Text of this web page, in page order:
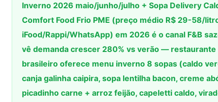
Inverno 2026 maio/junho/julho + Sopa Delivery
Comfort Food Frio PME (preço médio R$ 29-58/
iFood/Rappi/WhatsApp) em 2026 é o canal F&B
vê demanda crescer 280% vs verão —
brasileiro oferece menu inverno 8 sopas (caldo
canja galinha caipira, sopa lentilha bacon, creme
picadinho carne + arroz feijão, capeletti caldo,